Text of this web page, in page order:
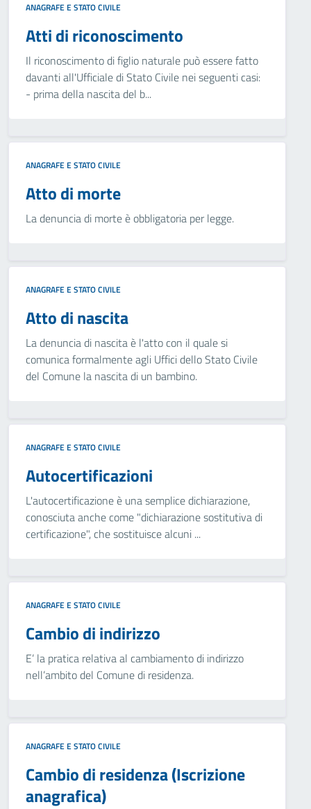
ANAGRAFE E STATO CIVILE
Atti di riconoscimento
Il riconoscimento di figlio naturale può essere fatto
davanti all'Ufficiale di Stato Civile nei seguenti casi:
- prima della nascita del b...
ANAGRAFE E STATO CIVILE
Atto di morte
La denuncia di morte è obbligatoria per legge.
ANAGRAFE E STATO CIVILE
Atto di nascita
La denuncia di nascita è l'atto con il quale si
comunica formalmente agli Uffici dello Stato Civile
del Comune la nascita di un bambino.
ANAGRAFE E STATO CIVILE
Autocertificazioni
L'autocertificazione è una semplice dichiarazione,
conosciuta anche come "dichiarazione sostitutiva di
certificazione", che sostituisce alcuni ...
ANAGRAFE E STATO CIVILE
Cambio di indirizzo
E’ la pratica relativa al cambiamento di indirizzo
nell’ambito del Comune di residenza.
ANAGRAFE E STATO CIVILE
Cambio di residenza (Iscrizione
anagrafica)